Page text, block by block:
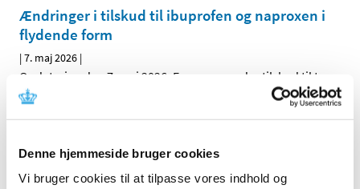
Denne hjemmeside bruger cookies
Vi bruger cookies til at tilpasse vores indhold og
Ændringer i tilskud til ibuprofen og naproxen i
flydende form
|7. maj 2026 |
Opdatering den 7. maj 2026: Fremover er der tilskud til tre
smertestillende NSAID-lægemidler i flydende form,…
Alle (514)
TID